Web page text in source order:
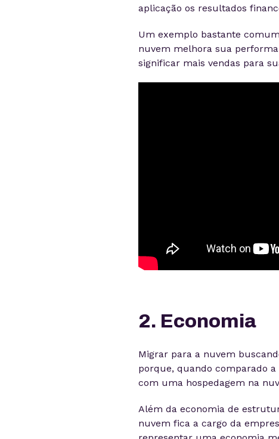
aplicação os resultados
Um exemplo bastante
nuvem melhora sua
significar mais vendas para
2. Economia
Migrar para a nuvem
porque, quando comparado
com uma hospedagem na
Além da economia de
nuvem fica a cargo da